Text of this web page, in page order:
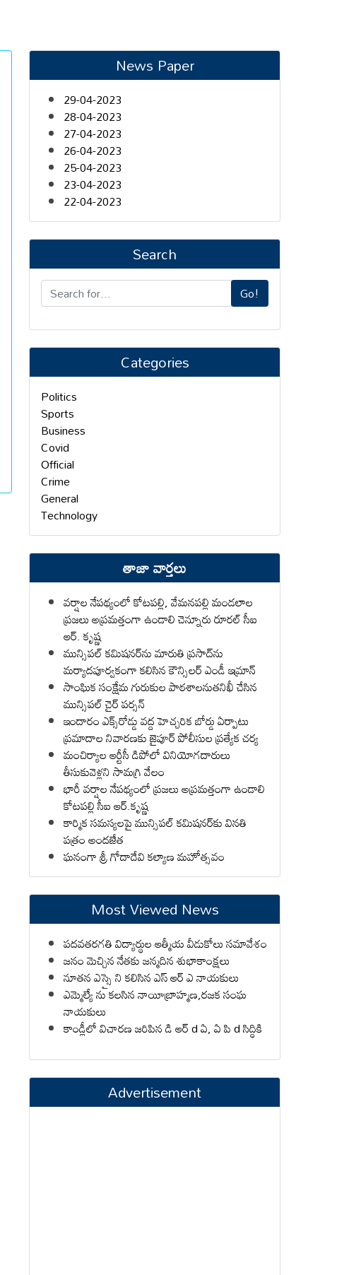
News Paper
29-04-2023
28-04-2023
27-04-2023
26-04-2023
25-04-2023
23-04-2023
22-04-2023
Search
Go!
Categories
Politics
Sports
Business
Covid
Official
Crime
General
Technology
తాజా వార్తలు
వర్షాల నేపథ్యంలో కోటపల్లి, వేమనపల్లి మండలాల
ప్రజలు అప్రమత్తంగా ఉండాలి చెన్నూరు రూరల్ సీఐ
ఆర్. కృష్ణ
మున్సిపల్ కమిషనర్‌ను మారుతి ప్రసాద్‌ను
మర్యాదపూర్వకంగా కలిసిన కౌన్సిలర్ ఎండీ ఇమ్రాన్ ​
సాంఘిక సంక్షేమ గురుకుల పాఠశాలనుతనిఖీ చేసిన
మున్సిపల్ చైర్ పర్సన్
ఇందారం ఎక్స్‌రోడ్డు వద్ద హెచ్చరిక బోర్డు ఏర్పాటు
ప్రమాదాల నివారణకు జైపూర్ పోలీసుల ప్రత్యేక చర్య
మంచిర్యాల ఆర్టీసీ డిపోలో వినియోగదారులు
తీసుకువెళ్లని సామగ్రి వేలం
భారీ వర్షాల నేపథ్యంలో ప్రజలు అప్రమత్తంగా ఉండాలి
కోటపల్లి సీఐ ఆర్.కృష్ణ
కార్మిక సమస్యలపై మున్సిపల్ కమిషనర్‌కు వినతి
పత్రం అందజేత
ఘనంగా శ్రీ గోదాదేవి కల్యాణ మహోత్సవం
Most Viewed News
పదవతరగతి విద్యార్థుల ఆత్మీయ వీడుకోలు సమావేశం
జనం మెచ్చిన నేతకు జన్మదిన శుభాకాంక్షలు
నూతన ఎస్సై ని కలిసిన ఎస్ ఆర్ ఎ నాయకులు
ఎమ్మెల్యే ను కలసిన నాయీబ్రాహ్మణ,రజక సంఘ
నాయకులు
కాండ్లీలో విచారణ జరిపిన డి ఆర్ d ఏ, ఏ పి d సిద్ధికి
Advertisement